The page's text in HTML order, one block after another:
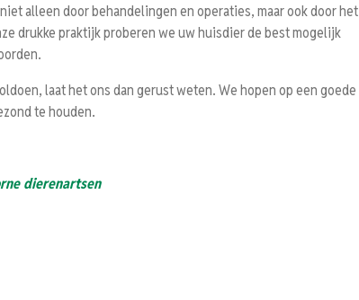
alleen door behandelingen en operaties, maar ook door het
drukke praktijk proberen we uw huisdier de best mogelijk
laat het ons dan gerust weten. We hopen op een goede
te houden.
dierenartsen